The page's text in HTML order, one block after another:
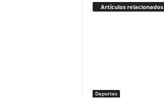
Artículos relacionados
Deportes